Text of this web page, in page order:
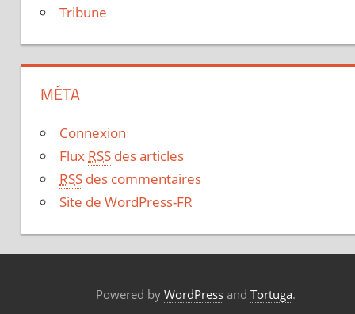
Tribune
MÉTA
Connexion
Flux RSS des articles
RSS des commentaires
Site de WordPress-FR
Powered by WordPressand Tortuga.